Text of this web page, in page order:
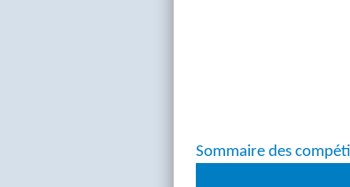
Sommaire des